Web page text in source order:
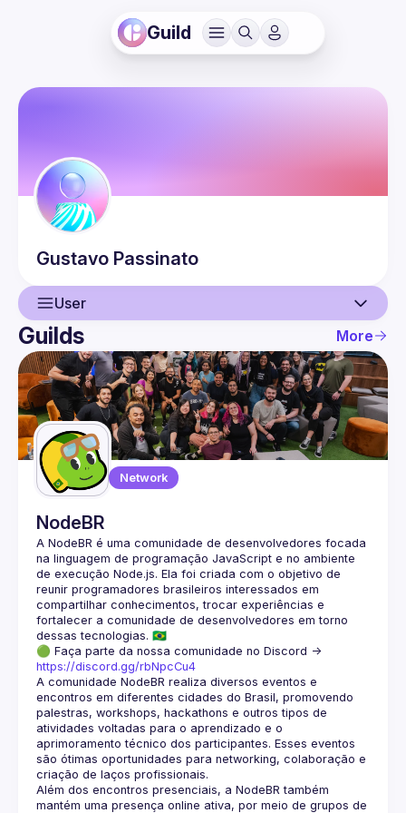
Guild
Gustavo Passinato
User
User
Guilds
Guilds More
Network
NodeBR
A NodeBR é uma comunidade de desenvolvedores focada
na linguagem de programação JavaScript e no ambiente
de execução Node.js. Ela foi criada com o objetivo de
reunir programadores brasileiros interessados em
compartilhar conhecimentos, trocar experiências e
fortalecer a comunidade de desenvolvedores em torno
🟢 Faça parte da nossa comunidade no Discord ->
https://discord.gg/rbNpcCu4
A comunidade NodeBR realiza diversos eventos e
encontros em diferentes cidades do Brasil, promovendo
palestras, workshops, hackathons e outros tipos de
atividades voltadas para o aprendizado e o
aprimoramento técnico dos participantes. Esses eventos
são ótimas oportunidades para networking, colaboração e
Além dos encontros presenciais, a NodeBR também
mantém uma presença online ativa, por meio de grupos de